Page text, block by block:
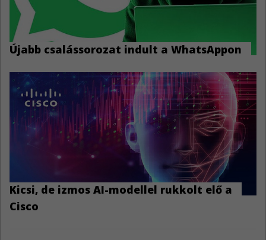
Újabb csalássorozat indult a WhatsAppon
Kicsi, de izmos AI-modellel rukkolt elő a
Cisco